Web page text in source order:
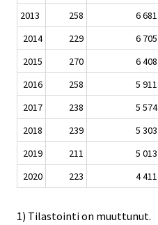
2013
258 6 681
2014
229 6 705
2015
270 6 408
2016
258 5 911
2017
238 5 574
2018
239 5 303
2019
211 5 013
2020
223 4 411
1) Tilastointi on muuttunut.